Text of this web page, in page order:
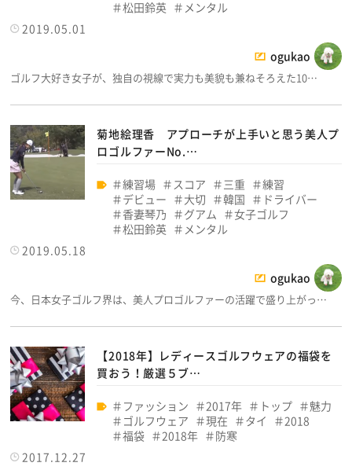
松田鈴英
メンタル
2019.05.01
ogukao
ゴルフ大好き女子が、独自の視線で実力も美貌も兼ねそろえた10…
菊地絵理香 アプローチが上手いと思う美人プ
ロゴルファーNo.…
練習場 スコア 三重
練習
デビュー
大切 韓国
ドライバー
香妻琴乃
グアム
女子ゴルフ
松田鈴英
メンタル
2019.05.18
ogukao
今、日本女子ゴルフ界は、美人プロゴルファーの活躍で盛り上がっ…
【2018年】レディースゴルフウェアの福袋を
買おう！厳選５ブ…
ファッション 2017年 トップ
魅力
ゴルフウェア
現在 タイ
2018
福袋
2018年
防寒
2017.12.27